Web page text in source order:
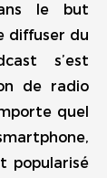
le but
diffuser du
s’est
de radio
quel
popularisé